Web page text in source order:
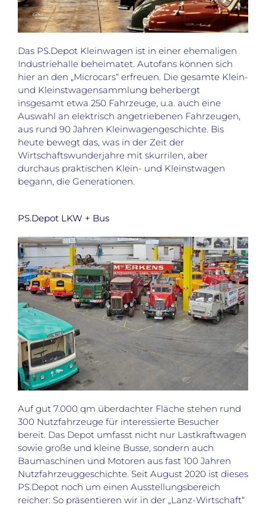
Das PS.Depot Kleinwagen ist in einer ehemaligen
Industriehalle beheimatet. Autofans können sich
hier an den „Microcars“ erfreuen. Die gesamte Klein-
und Kleinstwagensammlung beherbergt
insgesamt etwa 250 Fahrzeuge, u.a. auch eine
Auswahl an elektrisch angetriebenen Fahrzeugen,
aus rund 90 Jahren Kleinwagengeschichte. Bis
heute bewegt das, was in der Zeit der
Wirtschaftswunderjahre mit skurrilen, aber
durchaus praktischen Klein- und Kleinstwagen
begann, die Generationen.
PS.Depot LKW + Bus
Auf gut 7.000 qm überdachter Fläche stehen rund
300 Nutzfahrzeuge für interessierte Besucher
bereit. Das Depot umfasst nicht nur Lastkraftwagen
sowie große und kleine Busse, sondern auch
Baumaschinen und Motoren aus fast 100 Jahren
Nutzfahrzeuggeschichte. Seit August 2020 ist dieses
PS.Depot noch um einen Ausstellungsbereich
reicher: So präsentieren wir in der „Lanz-Wirtschaft“